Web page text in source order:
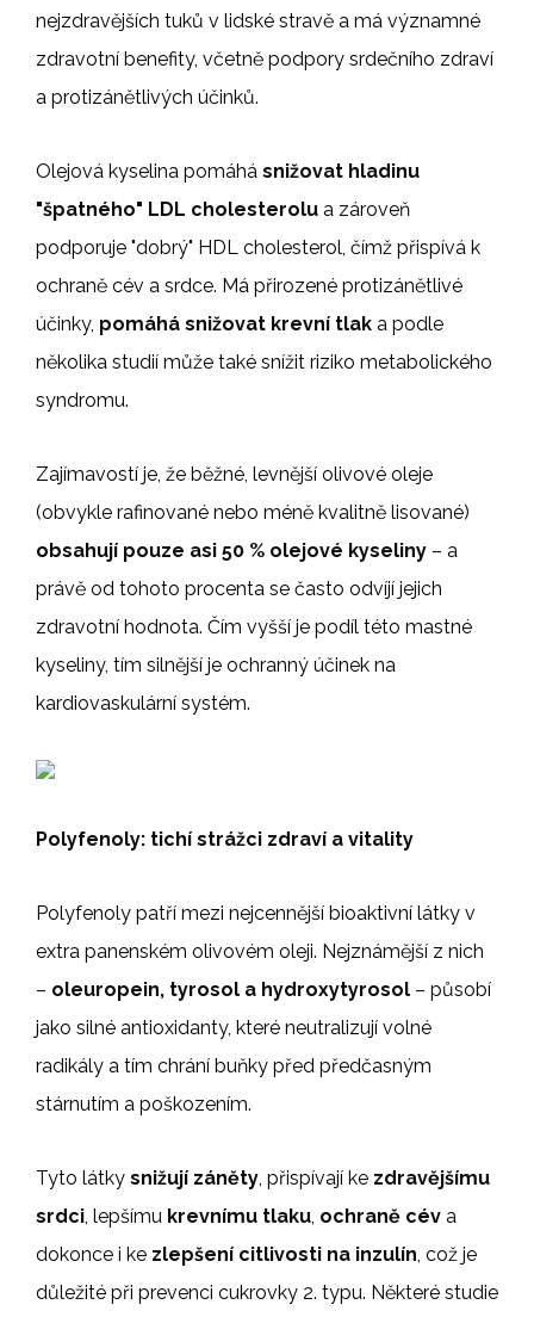
nejzdravějších tuků v lidské stravě a má významné
zdravotní benefity, včetně podpory srdečního zdraví
a protizánětlivých účinků.
Olejová kyselina pomáhá snižovat hladinu
"špatného" LDL cholesterolu a zároveň
podporuje "dobrý" HDL cholesterol, čímž přispívá k
ochraně cév a srdce. Má přirozené protizánětlivé
účinky, pomáhá snižovat krevní tlak a podle
několika studií může také snížit riziko metabolického
syndromu.
Zajímavostí je, že běžné, levnější olivové oleje
(obvykle rafinované nebo méně kvalitně lisované)
obsahují pouze asi 50 % olejové kyseliny – a
právě od tohoto procenta se často odvíjí jejich
zdravotní hodnota. Čím vyšší je podíl této mastné
kyseliny, tím silnější je ochranný účinek na
kardiovaskulární systém.
Polyfenoly: tichí strážci zdraví a vitality
Polyfenoly patří mezi nejcennější bioaktivní látky v
extra panenském olivovém oleji. Nejznámější z nich
– oleuropein, tyrosol a hydroxytyrosol – působí
jako silné antioxidanty, které neutralizují volné
radikály a tím chrání buňky před předčasným
stárnutím a poškozením.
Tyto látky snižují záněty , přispívají ke zdravějšímu
srdci , lepšímu krevnímu tlaku ochraně cév a
dokonce i ke zlepšení citlivosti na inzulín , což je
důležité při prevenci cukrovky 2. typu. Některé studie